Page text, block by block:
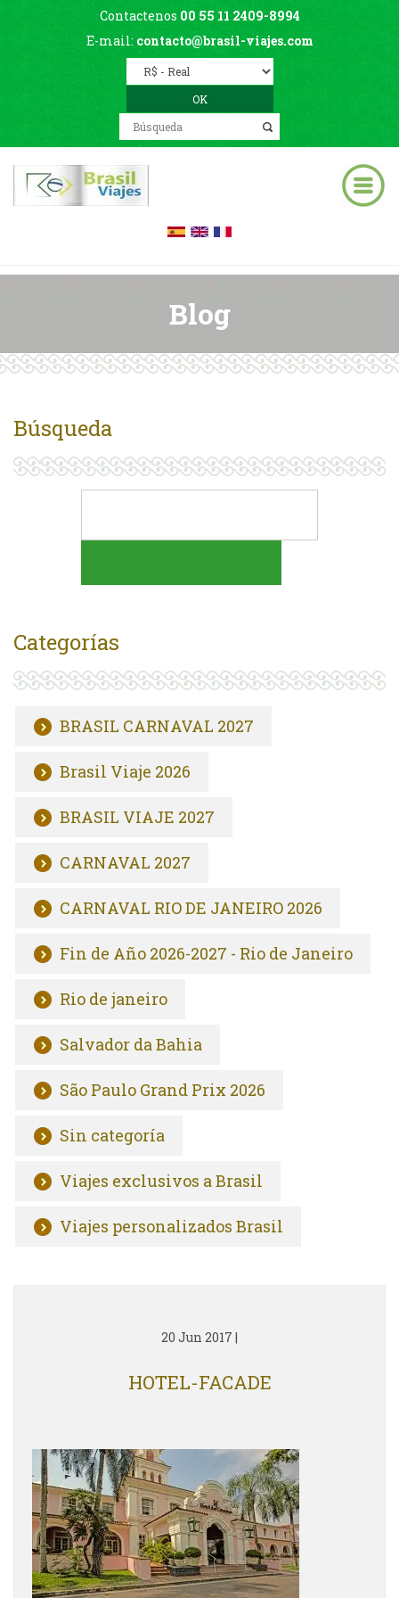
Contactenos 00 55 11 2409-8994
E-mail: contacto@brasil-viajes.com
Blog
Búsqueda
Categorías
BRASIL CARNAVAL 2027
Brasil Viaje 2026
BRASIL VIAJE 2027
CARNAVAL 2027
CARNAVAL RIO DE JANEIRO 2026
Fin de Año 2026-2027 - Rio de Janeiro
Rio de janeiro
Salvador da Bahia
São Paulo Grand Prix 2026
Sin categoría
Viajes exclusivos a Brasil
Viajes personalizados Brasil
20 Jun 2017 |
HOTEL-FACADE